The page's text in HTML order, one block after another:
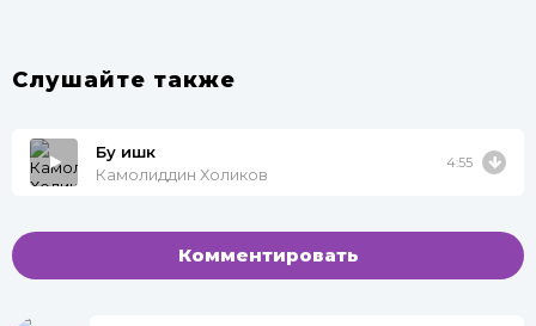
Слушайте также
Бу ишк
Камолиддин Холиков
4:55
Комментировать